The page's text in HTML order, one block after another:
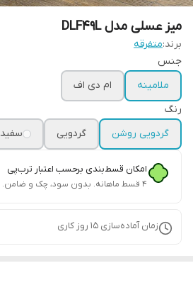
میز عسلی مدل DLF49L
برند:متفرقه
جنس
ملامینه
ام دی اف
رنگ
گردویی روشن
گردویی سفید
امکان قسط‌بندی برحسب اعتبار ترب‌پی
۴ قسط ماهانه. بدون سود، چک و ضامن.
زمان آماده‌سازی 15 روز کاری